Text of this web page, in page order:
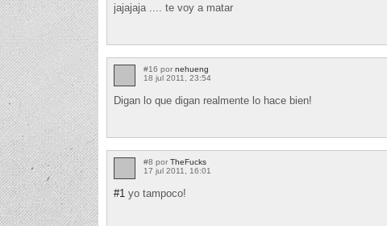
jajajaja .... te voy a matar
#16 por nehueng
18 jul 2011, 23:54
Digan lo que digan realmente lo hace bien!
#8 por TheFucks
17 jul 2011, 16:01
#1 yo tampoco!